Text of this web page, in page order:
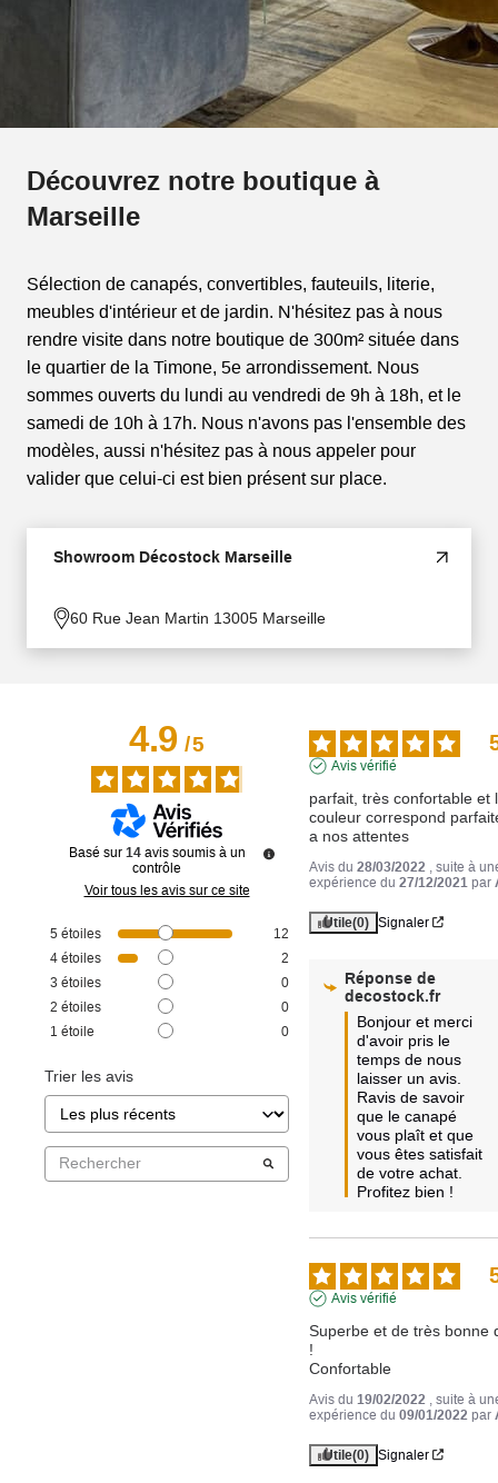
Découvrez notre boutique à
Marseille
Sélection de canapés, convertibles, fauteuils, literie,
meubles d'intérieur et de jardin. N'hésitez pas à nous
rendre visite dans notre boutique de 300m² située dans
le quartier de la Timone, 5e arrondissement. Nous
sommes ouverts du lundi au vendredi de 9h à 18h, et le
samedi de 10h à 17h. Nous n'avons pas l'ensemble des
modèles, aussi n'hésitez pas à nous appeler pour
valider que celui-ci est bien présent sur place.
Showroom Décostock Marseille
60 Rue Jean Martin 13005 Marseille
4.9/5
Basé sur 14 avis soumis à un
contrôle
Voir tous les avis sur ce site
5 étoiles
12
4 étoiles
2
3 étoiles
0
2 étoiles
0
1 étoile 0
Trier les avis
Avis vérifié
parfait, très confortable et
couleur correspond
a nos attentes
Avis du 28/03/2022 , suite à
expérience du 27/12/2021 par
Utile(0) Signaler
Réponse de
decostock.fr
Bonjour et merci
d'avoir pris le
temps de nous
laisser un avis.
Ravis de savoir
que le canapé
vous plaît et que
vous êtes satisfait
de votre achat.
Profitez bien !
Avis vérifié
Superbe et de très bonne
!
Confortable
Avis du 19/02/2022 , suite à
expérience du 09/01/2022 par
Utile(0) Signaler